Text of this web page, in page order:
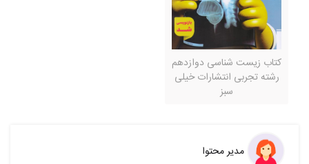
کتاب زیست شناسی دوازدهم
رشته تجربی انتشارات خیلی
سبز
مدیر محتوا